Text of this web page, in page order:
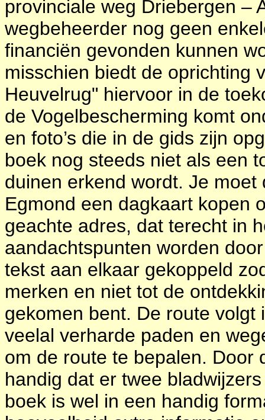
provinciale weg Driebergen –
wegbeheerder nog geen
financiën gevonden kunnen
misschien biedt de oprichting
Heuvelrug" hiervoor in de
de Vogelbescherming komt
en foto’s die in de gids zijn
boek nog steeds niet als een
duinen erkend wordt. Je
Egmond een dagkaart kopen
geachte adres, dat terecht in
aandachtspunten worden
tekst aan elkaar gekoppeld
merken en niet tot de
gekomen bent. De route
veelal verharde paden en
om de route te bepalen. Door
handig dat er twee
boek is wel in een handig